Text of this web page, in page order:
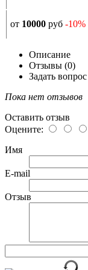
от 10000 руб -10%
Описание
Отзывы (0)
Задать вопрос
Пока нет отзывов
Оставить отзыв
Оцените:
Имя
E-mail
Отзыв